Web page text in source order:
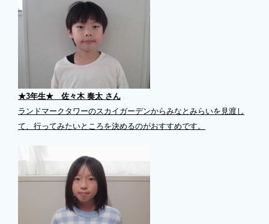
★3年生★ 佐々木 奏太 さん
ランドマークタワーのスカイガーデンからみなとみらいを見渡し
て、行ってみたいところを決めるのがおすすめです。